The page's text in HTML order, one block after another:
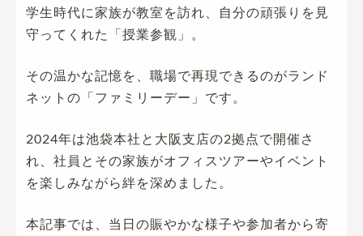
学生時代に家族が教室を訪れ、自分の頑張りを見
守ってくれた「授業参観」。
その温かな記憶を、職場で再現できるのがランド
ネットの「ファミリーデー」です。
2024年は池袋本社と大阪支店の2拠点で開催さ
れ、社員とその家族がオフィスツアーやイベント
を楽しみながら絆を深めました。
本記事では、当日の賑やかな様子や参加者から寄